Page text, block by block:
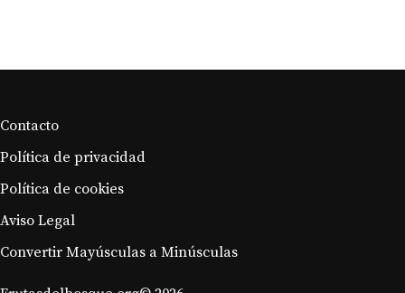
Contacto
Política de privacidad
Política de cookies
Aviso Legal
Convertir Mayúsculas a Minúsculas